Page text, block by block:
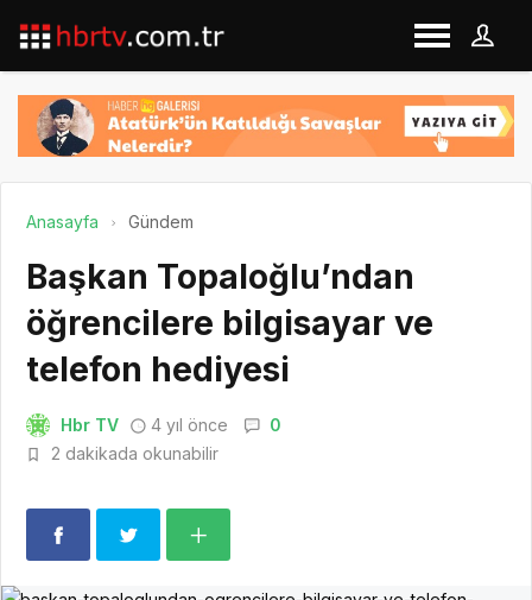
Anasayfa Gündem
Başkan Topaloğlu’ndan
öğrencilere bilgisayar ve
telefon hediyesi
Hbr TV 4 yıl önce
0
2 dakikada okunabilir